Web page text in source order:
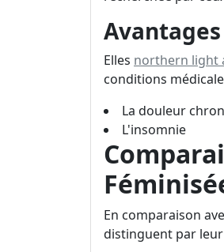
Elles northern light
conditions
La douleur
L'insomnie
En comparaison
distinguent par